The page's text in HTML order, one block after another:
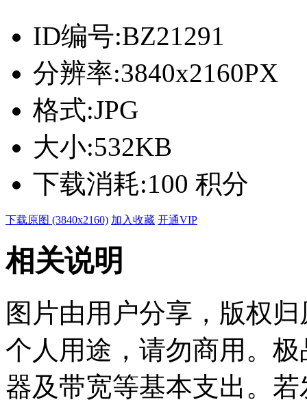
ID编号:BZ21291
分辨率:3840x2160PX
格式:JPG
大小:532KB
下载消耗:100 积分
下载原图 (3840x2160) 加入收藏 开通VIP
相关说明
图片由用户分享，版权
个人用途，请勿商用。
器及带宽等基本支出。